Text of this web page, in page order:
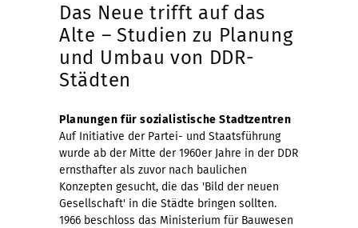
Das Neue trifft auf das
Alte – Studien zu Planung
und Umbau von DDR-
Städten
Planungen für sozialistische Stadtzentren
Auf Initiative der Partei- und Staatsführung
wurde ab der Mitte der 1960er Jahre in der DDR
ernsthafter als zuvor nach baulichen
Konzepten gesucht, die das 'Bild der neuen
Gesellschaft' in die Städte bringen sollten.
1966 beschloss das Ministerium für Bauwesen